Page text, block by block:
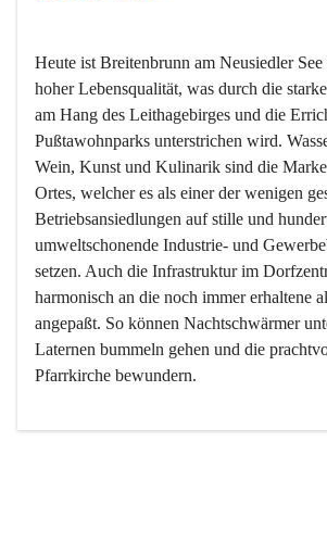
Heute ist Breitenbrunn am Neusiedler
hoher Lebensqualität, was durch die
am Hang des Leithagebirges und die
Pußtawohnparks unterstrichen wird.
Wein, Kunst und Kulinarik sind die
Ortes, welcher es als einer der wenigen
Betriebsansiedlungen auf stille und
umweltschonende Industrie- und
setzen. Auch die Infrastruktur im
harmonisch an die noch immer erhaltene
angepaßt. So können Nachtschwärmer
Laternen bummeln gehen und die
Pfarrkirche bewundern.
Der Weinbau dominert heute nicht mehr,